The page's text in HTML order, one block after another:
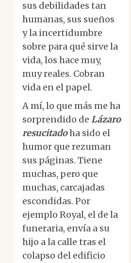
sus debilidades tan
humanas, sus sueños
y la incertidumbre
sobre para qué sirve la
vida, los hace muy,
muy reales. Cobran
vida en el papel.
A mí, lo que más me ha
sorprendido de Lázaro
resucitadoha sido el
humor que rezuman
sus páginas. Tiene
muchas, pero que
muchas, carcajadas
escondidas. Por
ejemplo Royal, el de la
funeraria, envía a su
hijo a la calle tras el
colapso del edificio